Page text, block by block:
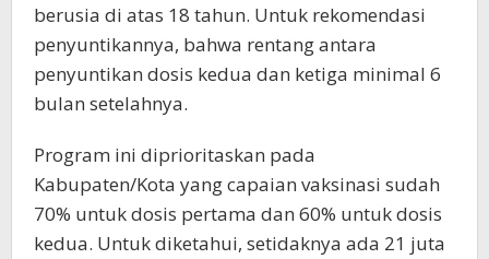
berusia di atas 18 tahun. Untuk rekomendasi
penyuntikannya, bahwa rentang antara
penyuntikan dosis kedua dan ketiga minimal 6
bulan setelahnya.
Program ini diprioritaskan pada
Kabupaten/Kota yang capaian vaksinasi sudah
70% untuk dosis pertama dan 60% untuk dosis
kedua. Untuk diketahui, setidaknya ada 21 juta